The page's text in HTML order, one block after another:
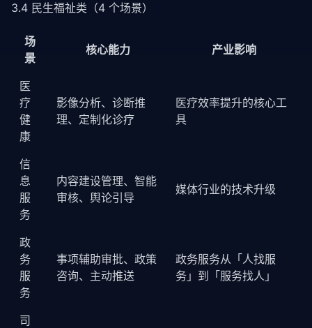
3.4 民生福祉类（4 个场景）
场
景
核心能力 产业影响
医
疗
健
康
影像分析、诊断推
理、定制化诊疗
医疗效率提升的核心工
具
信
息
服
务
内容建设管理、智能
审核、舆论引导
媒体行业的技术升级
政
务
服
务
事项辅助审批、政策
咨询、主动推送
政务服务从「人找服
务」到「服务找人」
司